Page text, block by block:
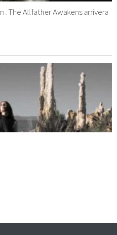
: The Allfather Awakens arrivera